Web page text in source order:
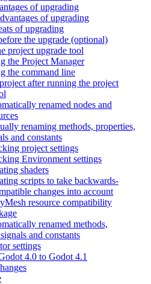
of upgrading
of upgrading
of upgrading
the upgrade (optional)
project upgrade tool
the Project Manager
the command line
after running the project
renamed nodes and
renaming methods, properties,
and constants
project settings
Environment settings
shaders
scripts to take backwards-
changes into account
resource compatibility
renamed methods,
and constants
settings
4.0 to Godot 4.1